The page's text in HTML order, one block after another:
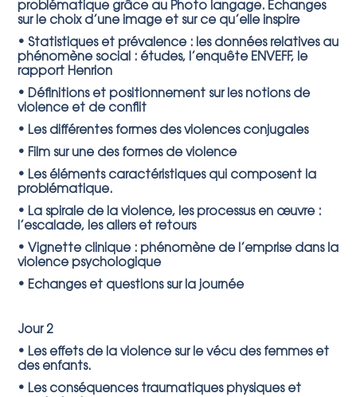
problématique grâce au Photo langage. Echanges
sur le choix d’une image et sur ce qu’elle inspire
• Statistiques et prévalence : les données relatives au
phénomène social : études, l’enquête ENVEFF, le
rapport Henrion
• Définitions et positionnement sur les notions de
violence et de conflit
• Les différentes formes des violences conjugales
• Film sur une des formes de violence
• Les éléments caractéristiques qui composent la
problématique.
• La spirale de la violence, les processus en œuvre :
l’escalade, les allers et retours
• Vignette clinique : phénomène de l’emprise dans la
violence psychologique
• Echanges et questions sur la journée
Jour 2
• Les effets de la violence sur le vécu des femmes et
des enfants.
• Les conséquences traumatiques physiques et